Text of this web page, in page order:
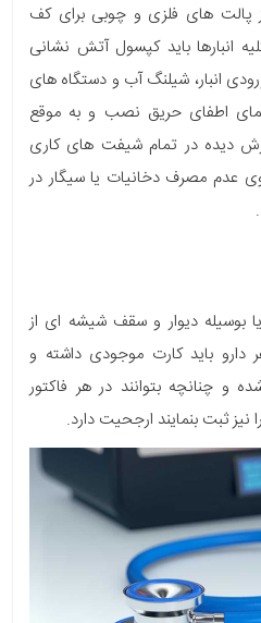
پالت های فلزی و چوبی برای کف
انبارها باید کپسول آتش نشانی
انبار، شیلنگ آب و دستگاه ­های
اطفای حریق نصب و به موقع
دیده در تمام شیفت های کاری
عدم مصرف دخانیات یا سیگار در
یا بوسیله دیوار و سقف شیشه ای از
دارو باید کارت موجودی داشته و
و چنانچه بتوانند در هر فاکتور
ثبت بنمایند ارجحیت دارد.